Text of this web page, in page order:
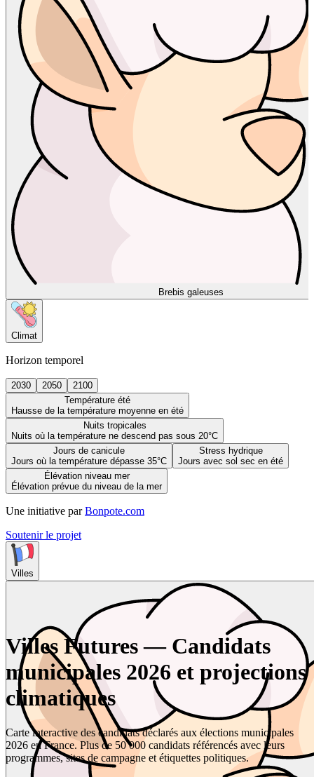
Brebis galeuses
Climat
Horizon temporel
2030 2050
2100
Température été
Hausse de la température moyenne en été
Nuits tropicales
Nuits où la température ne descend pas sous 20°C
Jours de canicule
Jours où la température dépasse 35°C
Stress hydrique
Jours avec sol sec en été
Élévation niveau mer
Élévation prévue du niveau de la mer
Une initiative par Bonpote.com
Soutenir le projet
Villes
Villes Futures — Candidats
municipales 2026 et projections
climatiques
Carte interactive des candidats déclarés aux élections municipales
2026 en France. Plus de 50 000 candidats référencés avec leurs
programmes, sites de campagne et étiquettes politiques.